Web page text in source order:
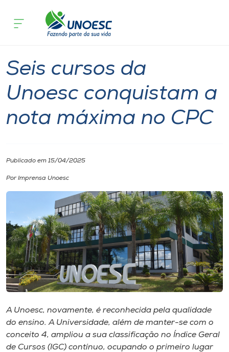
Cursos
Pesquisa
Atendimento ao Estudante
A
Unoesc
Internacionalização
I.nova
Diplomados
Cultura
CPA
Seis cursos da
Unoesc conquistam a
nota máxima no CPC
Publicado em 15/04/2025
Por Imprensa Unoesc
A Unoesc, novamente, é reconhecida pela qualidade
do ensino. A Universidade, além de manter-se com o
conceito 4, ampliou a sua classificação no Índice Geral
de Cursos (IGC) contínuo, ocupando o primeiro lugar